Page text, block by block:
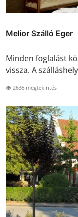
Melior Szálló Eger
Minden foglalást
vissza. A
2636 megtekintés